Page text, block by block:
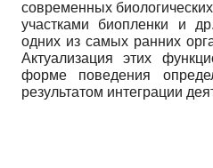
современных
участками биопленки и
одних из самых ранних
Актуализация этих
форме поведения
результатом интеграции